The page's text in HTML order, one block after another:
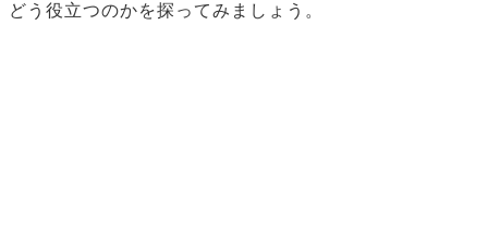
どう役立つのかを探ってみましょう。